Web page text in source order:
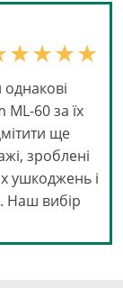
однакові
60 за їх
ще
зроблені
ушкоджень і
Наш вибір